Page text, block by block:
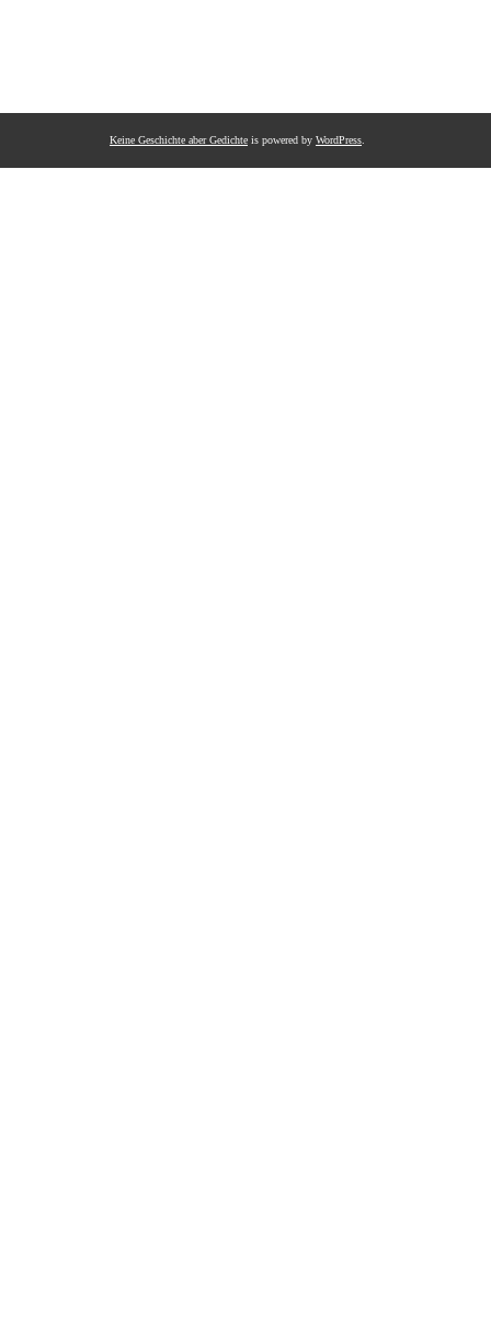
Keine Geschichte aber Gedichte is powered by WordPress